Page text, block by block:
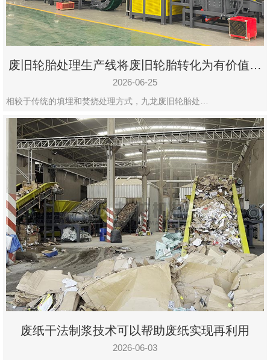
废旧轮胎处理生产线将废旧轮胎转化为有价值的
资源
2026-06-25
相较于传统的填埋和焚烧处理方式，九龙废旧轮胎处…
废纸干法制浆技术可以帮助废纸实现再利用
2026-06-03